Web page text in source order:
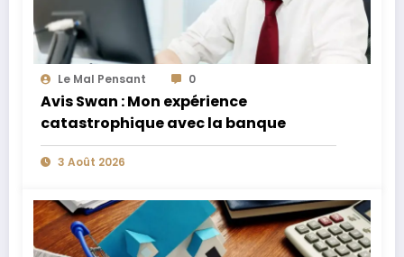
Le Mal Pensant 0
Avis Swan : Mon expérience
catastrophique avec la banque
3 Août 2026